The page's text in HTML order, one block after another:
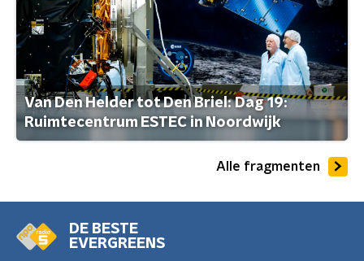
Van Den Helder tot Den Briel: Dag 19:
Ruimtecentrum ESTEC in Noordwijk
Alle fragmenten
DE BESTE
EVERGREENS